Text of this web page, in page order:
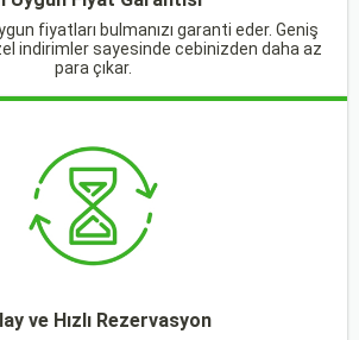
fiyatları bulmanızı garanti eder. Geniş
indirimler sayesinde cebinizden daha az
para çıkar.
ve Hızlı Rezervasyon